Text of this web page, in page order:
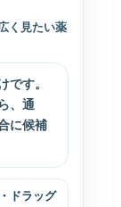
く見たい薬
です。
、通
に候補
ドラッグ